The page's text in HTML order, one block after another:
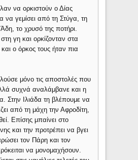
να ορκιστούν ο Δίας
να γεμίσει από τη Στύγα, τη
το χρυσό της ποτήρι.
γη και ορκίζονταν στα
ο όρκος τους ήταν πια
μόνο τις αποστολές που
συχνά αναλάμβανε και η
Στην Ιλιάδα τη βλέπουμε να
από τη μάχη την Αφροδίτη,
Επίσης μπαίνει στο
και την προτρέπει να βγει
τον Πάρη και τον
να μονομαχήσουν.